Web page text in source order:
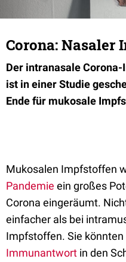
Corona: Nasaler
Der intranasale
ist in einer Studie
Ende für mukosale
Mukosalen Impfstoffen
Pandemie ein großes
Corona eingeräumt.
einfacher als bei
Impfstoffen. Sie
Immunantwort in den